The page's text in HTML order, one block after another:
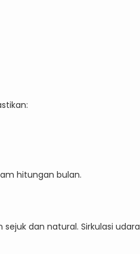
hitungan bulan.
dan natural. Sirkulasi udara